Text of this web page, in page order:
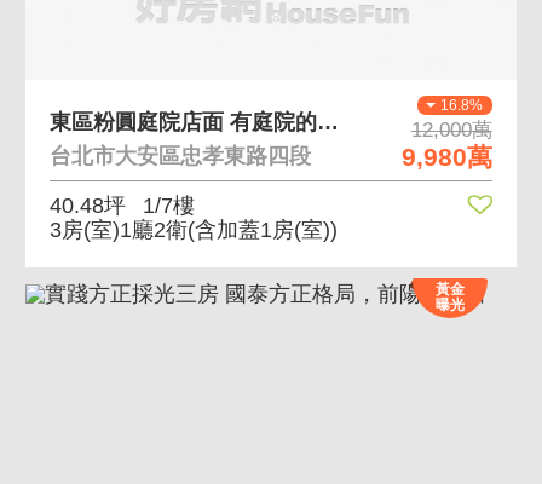
16.8%
12,000萬
9,980萬
東區粉圓庭院店面 有庭院的店面
台北市大安區忠孝東路四段
40.48坪
1/7樓
3房(室)1廳2衛(含加蓋1房(室))
黃金
曝光